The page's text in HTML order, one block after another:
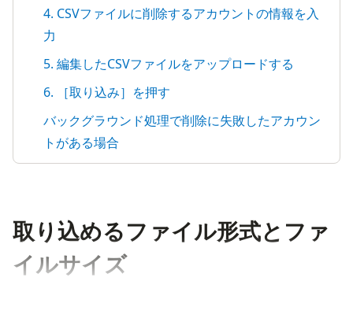
4. CSVファイルに削除するアカウントの情報を入
力
5. 編集したCSVファイルをアップロードする
6. ［取り込み］を押す
バックグラウンド処理で削除に失敗したアカウン
トがある場合
取り込めるファイル形式とファ
イルサイズ